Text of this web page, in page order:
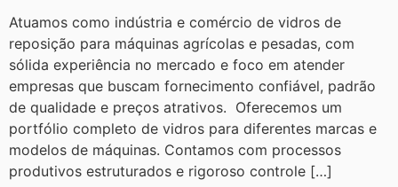
Atuamos como indústria e comércio de vidros de
reposição para máquinas agrícolas e pesadas, com
sólida experiência no mercado e foco em atender
empresas que buscam fornecimento confiável, padrão
de qualidade e preços atrativos. Oferecemos um
portfólio completo de vidros para diferentes marcas e
modelos de máquinas. Contamos com processos
produtivos estruturados e rigoroso controle […]